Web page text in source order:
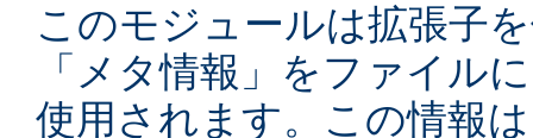
このモジュールは拡張子
「メタ情報」をファイル
使用されます。この情報